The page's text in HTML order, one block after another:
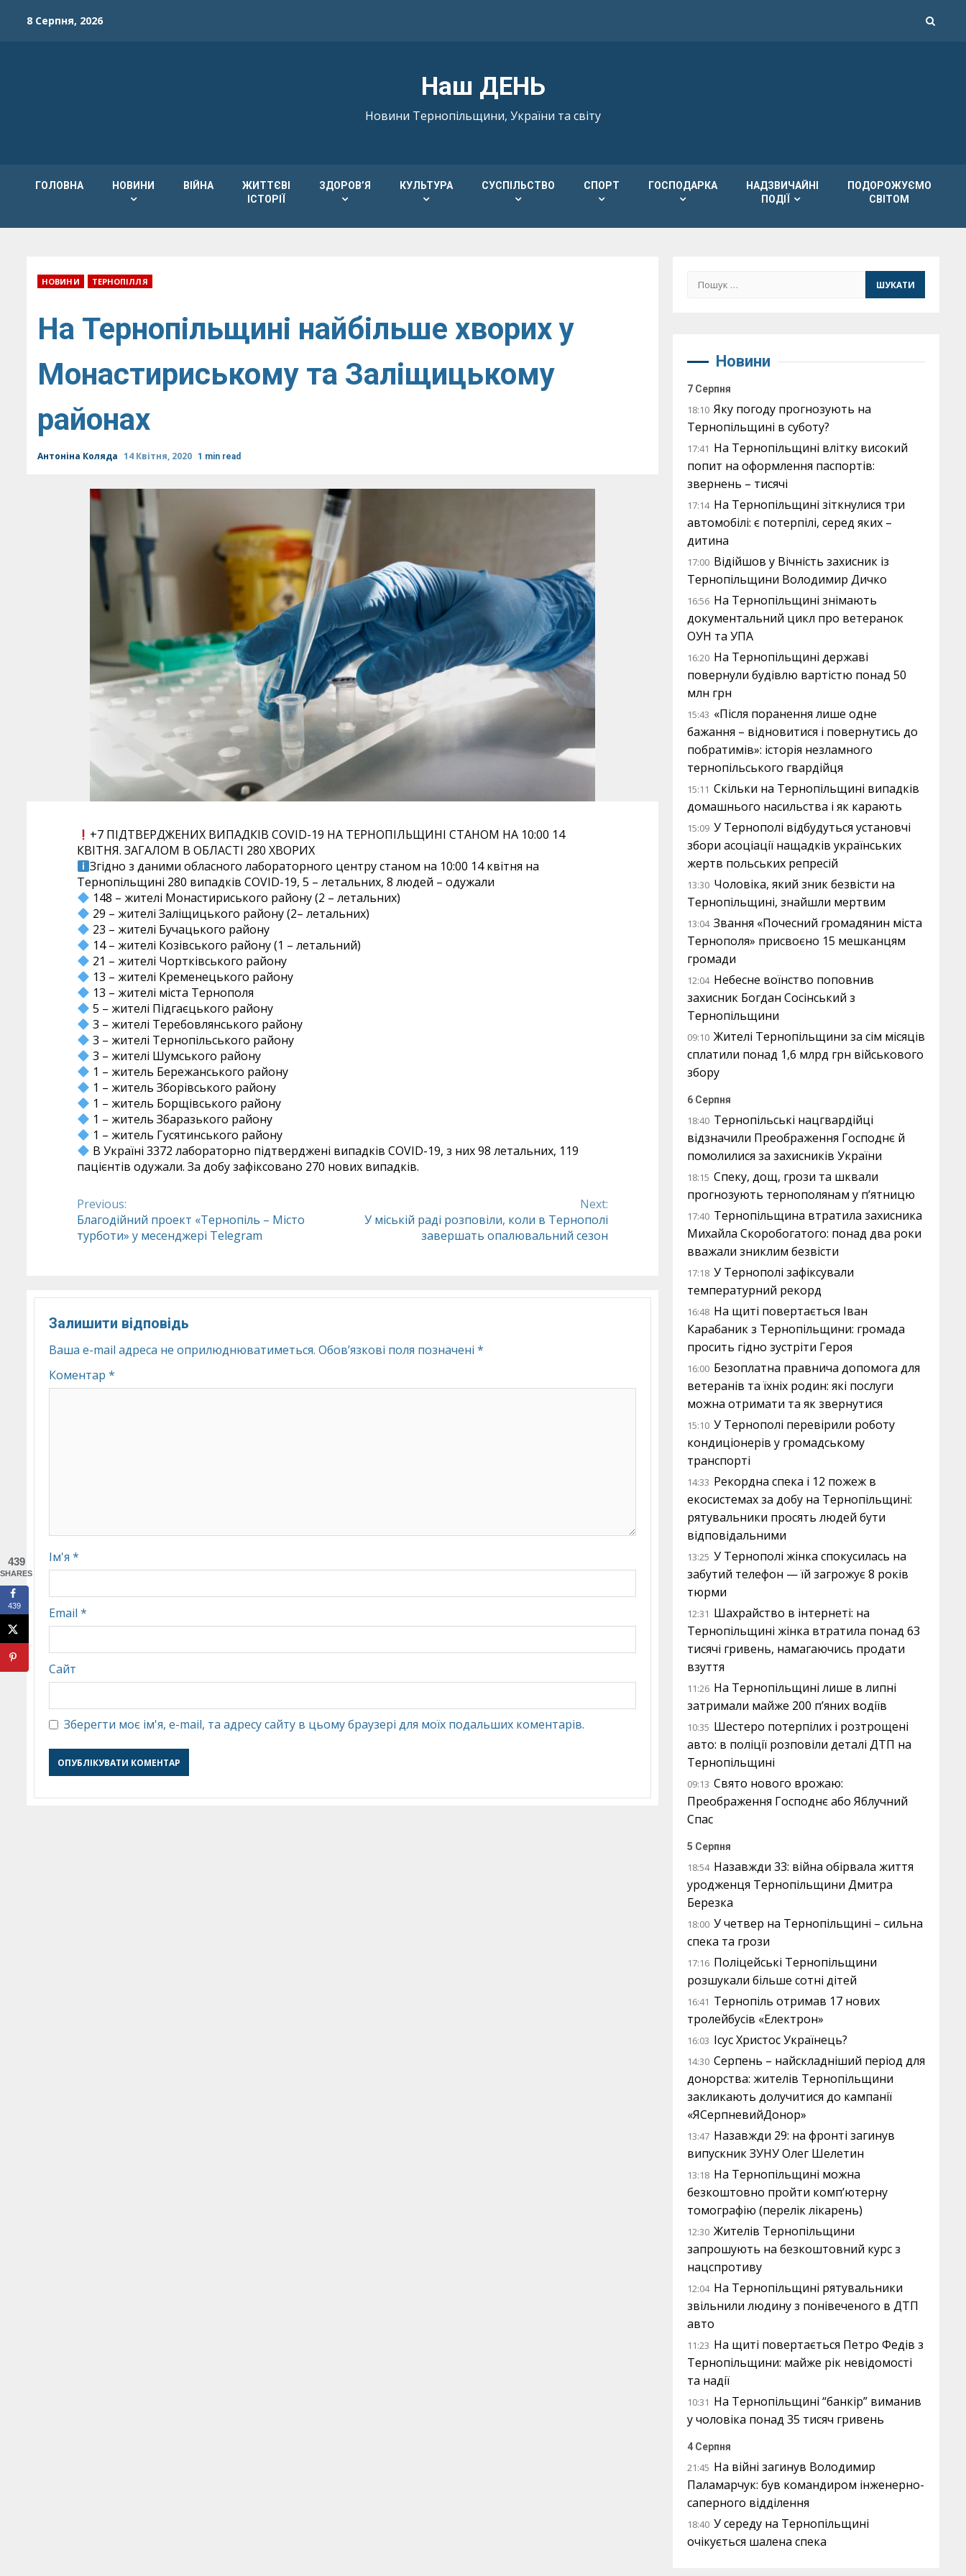
8 Серпня, 2026
Наш ДЕНЬ
Новини Тернопільщини, України та світу
ГОЛОВНА НОВИНИ ВІЙНА
ЖИТТЄВІ
ІСТОРІЇ
ЗДОРОВ’Я КУЛЬТУРА СУСПІЛЬСТВО СПОРТ ГОСПОДАРКА
НАДЗВИЧАЙНІ
ПОДІЇ
ПОДОРОЖУЄМО
СВІТОМ
НОВИНИ ТЕРНОПІЛЛЯ
На Тернопільщині найбільше хворих у
Монастириському та Заліщицькому
районах
Антоніна Коляда 14 Квітня, 2020 1 min read
+7 ПІДТВЕРДЖЕНИХ ВИПАДКІВ COVID-19 НА ТЕРНОПІЛЬЩИНІ СТАНОМ НА 10:00 14
КВІТНЯ. ЗАГАЛОМ В ОБЛАСТІ 280 ХВОРИХ
Згідно з даними обласного лабораторного центру станом на 10:00 14 квітня на
Тернопільщині 280 випадків COVID-19, 5 – летальних, 8 людей – одужали
148 – жителі Монастириського району (2 – летальних)
29 – жителі Заліщицького району (2– летальних)
23 – жителі Бучацького району
14 – жителі Козівського району (1 – летальний)
21 – жителі Чортківського району
13 – жителі Кременецького району
13 – жителі міста Тернополя
5 – жителі Підгаєцького району
3 – жителі Теребовлянського району
3 – жителі Тернопільського району
3 – жителі Шумського району
1 – житель Бережанського району
1 – житель Зборівського району
1 – житель Борщівського району
1 – житель Збаразького району
1 – житель Гусятинського району
В Україні 3372 лабораторно підтверджені випадків COVID-19, з них 98 летальних, 119
пацієнтів одужали. За добу зафіксовано 270 нових випадків.
Continue
Reading
Previous:
Благодійний проект «Тернопіль – Місто
турботи» у месенджері Telegram
Next:
У міській раді розповіли, коли в Тернополі
завершать опалювальний сезон
Залишити відповідь
Ваша e-mail адреса не оприлюднюватиметься. Обов’язкові поля позначені *
Коментар *
Ім'я *
Email *
Сайт
Зберегти моє ім'я, e-mail, та адресу сайту в цьому браузері для моїх подальших коментарів.
Пошук:
Новини
7 Серпня
18:10 Яку погоду прогнозують на
Тернопільщині в суботу?
17:41 На Тернопільщині влітку високий
попит на оформлення паспортів:
звернень – тисячі
17:14 На Тернопільщині зіткнулися три
автомобілі: є потерпілі, серед яких –
дитина
17:00 Відійшов у Вічність захисник із
Тернопільщини Володимир Дичко
16:56 На Тернопільщині знімають
документальний цикл про ветеранок
ОУН та УПА
16:20 На Тернопільщині державі
повернули будівлю вартістю понад 50
млн грн
15:43 «Після поранення лише одне
бажання – відновитися і повернутись до
побратимів»: історія незламного
тернопільського гвардійця
15:11 Скільки на Тернопільщині випадків
домашнього насильства і як карають
15:09 У Тернополі відбудуться установчі
збори асоціації нащадків українських
жертв польських репресій
13:30 Чоловіка, який зник безвісти на
Тернопільщині, знайшли мертвим
13:04 Звання «Почесний громадянин міста
Тернополя» присвоєно 15 мешканцям
громади
12:04 Небесне воїнство поповнив
захисник Богдан Сосінський з
Тернопільщини
09:10 Жителі Тернопільщини за сім місяців
сплатили понад 1,6 млрд грн військового
збору
6 Серпня
18:40 Тернопільські нацгвардійці
відзначили Преображення Господнє й
помолилися за захисників України
18:15 Спеку, дощ, грози та шквали
прогнозують тернополянам у п’ятницю
17:40 Тернопільщина втратила захисника
Михайла Скоробогатого: понад два роки
вважали зниклим безвісти
17:18 У Тернополі зафіксували
температурний рекорд
16:48 На щиті повертається Іван
Карабаник з Тернопільщини: громада
просить гідно зустріти Героя
16:00 Безоплатна правнича допомога для
ветеранів та їхніх родин: які послуги
можна отримати та як звернутися
15:10 У Тернополі перевірили роботу
кондиціонерів у громадському
транспорті
14:33 Рекордна спека і 12 пожеж в
екосистемах за добу на Тернопільщині:
рятувальники просять людей бути
відповідальними
13:25 У Тернополі жінка спокусилась на
забутий телефон — їй загрожує 8 років
тюрми
12:31 Шахрайство в інтернеті: на
Тернопільщині жінка втратила понад 63
тисячі гривень, намагаючись продати
взуття
11:26 На Тернопільщині лише в липні
затримали майже 200 п’яних водіїв
10:35 Шестеро потерпілих і розтрощені
авто: в поліції розповіли деталі ДТП на
Тернопільщині
09:13 Свято нового врожаю:
Преображення Господнє або Яблучний
Спас
5 Серпня
18:54 Назавжди 33: війна обірвала життя
уродженця Тернопільщини Дмитра
Березка
18:00 У четвер на Тернопільщині – сильна
спека та грози
17:16 Поліцейські Тернопільщини
розшукали більше сотні дітей
16:41 Тернопіль отримав 17 нових
тролейбусів «Електрон»
16:03 Ісус Христос Українець?
14:30 Серпень – найскладніший період для
донорства: жителів Тернопільщини
закликають долучитися до кампанії
«ЯСерпневийДонор»
13:47 Назавжди 29: на фронті загинув
випускник ЗУНУ Олег Шелетин
13:18 На Тернопільщині можна
безкоштовно пройти комп’ютерну
томографію (перелік лікарень)
12:30 Жителів Тернопільщини
запрошують на безкоштовний курс з
нацспротиву
12:04 На Тернопільщині рятувальники
звільнили людину з понівеченого в ДТП
авто
11:23 На щиті повертається Петро Федів з
Тернопільщини: майже рік невідомості
та надії
10:31 На Тернопільщині “банкір” виманив
у чоловіка понад 35 тисяч гривень
4 Серпня
21:45 На війні загинув Володимир
Паламарчук: був командиром інженерно-
саперного відділення
18:40 У середу на Тернопільщині
очікується шалена спека
439
SHARES
439